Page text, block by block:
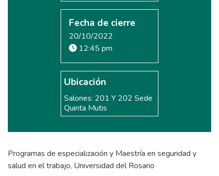
Fecha de cierre
20/10/2022
12:45 pm
Ubicación
Salones: 201 Y 202 Sede
Quinta Mutis
Programas de especialización y Maestría en seguridad y
salud en el trabajo, Universidad del Rosario